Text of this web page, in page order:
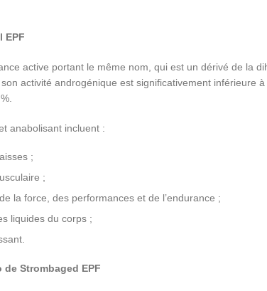
EPF
active portant le même nom, qui est un dérivé de la
activité androgénique est significativement inférieure
anabolisant incluent :
;
;
la force, des performances et de l’endurance ;
liquides du corps ;
Strombaged EPF